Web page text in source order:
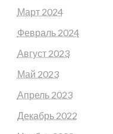
Март 2024
Февраль 2024
Август 2023
Май 2023
Апрель 2023
Декабрь 2022